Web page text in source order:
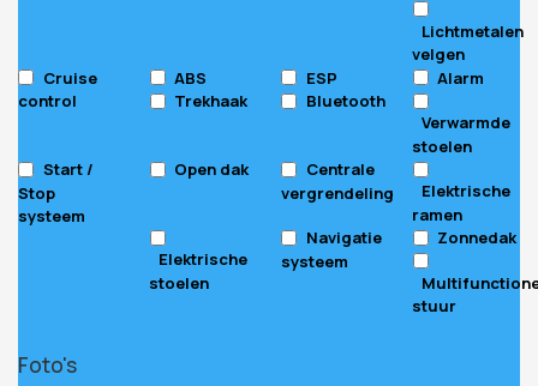
Lichtmetalen
velgen
Cruise
control
ABS ESP
Alarm
Trekhaak
Bluetooth
Verwarmde
stoelen
Start /
Stop
systeem
Open dak
Centrale
vergrendeling
Elektrische
ramen
Elektrische
stoelen
Navigatie
systeem
Zonnedak
stuur
Foto's